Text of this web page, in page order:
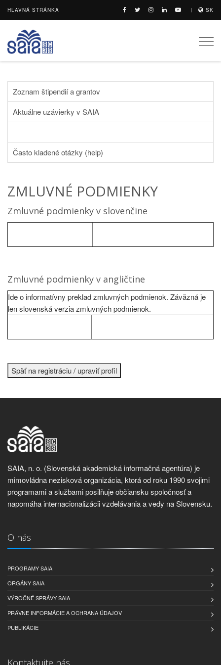
HLAVNÁ STRÁNKA SK
Zoznam štipendií a grantov
Aktuálne uzávierky v SAIA
Často kladené otázky (help)
ZMLUVNÉ PODMIENKY
Zmluvné podmienky v slovenčine
Zmluvné podmienky v angličtine
Ide o informatívny preklad zmluvných podmienok. Záväzná je
len slovenská verzia zmluvných podmienok.
SAIA, n. o. (Slovenská akademická informačná agentúra) je
mimovládna nezisková organizácia, ktorá od roku 1990 svojimi
programami a službami posilňuje občiansku spoločnosť a
napomáha internacionalizácii vzdelávania a vedy na Slovensku.
O nás
PROGRAMY SAIA
ORGÁNY SAIA
VÝROČNÉ SPRÁVY SAIA
PRÁVNE INFORMÁCIE A OCHRANA ÚDAJOV
PUBLIKÁCIE